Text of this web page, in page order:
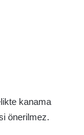
kanama
önerilmez.